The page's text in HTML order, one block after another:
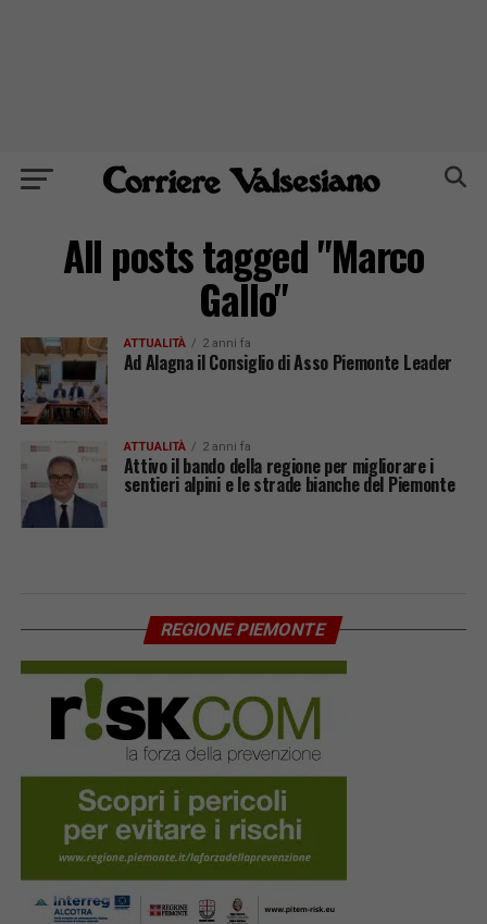
All posts tagged "Marco
Gallo"
ATTUALITÀ 2 anni fa
Ad Alagna il Consiglio di Asso Piemonte Leader
ATTUALITÀ 2 anni fa
Attivo il bando della regione per migliorare i
sentieri alpini e le strade bianche del Piemonte
REGIONE PIEMONTE